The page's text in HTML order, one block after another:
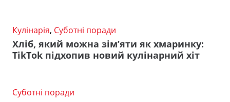
Кулінарія, Суботні поради
Хліб, який можна зім’яти як хмаринку:
TikTok підхопив новий кулінарний хіт
Суботні поради